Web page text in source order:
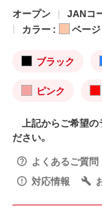
オープン
JANコ
カラー :
ベー
ブラック
ピンク
上記からご希望の
ださい。
よくあるご質問
対応情報